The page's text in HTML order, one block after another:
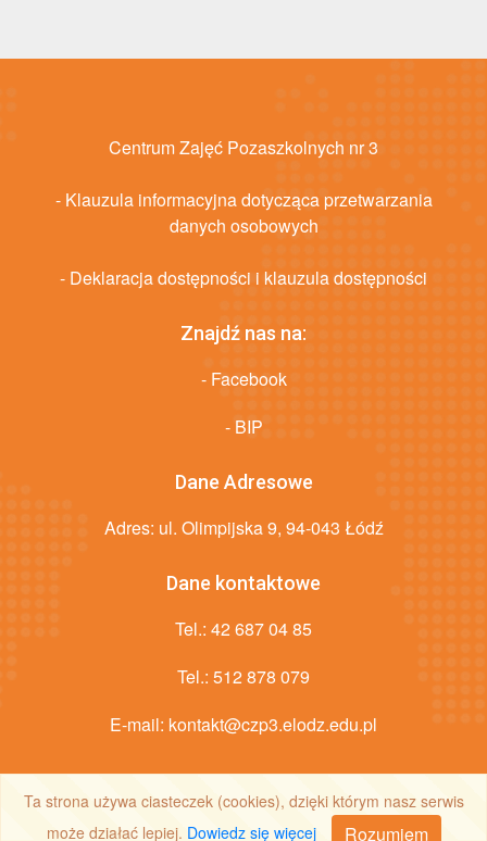
Ta strona używa ciasteczek (cookies), dzięki którym nasz serwis
może działać lepiej. Dowiedz się więcej Rozumiem
Centrum Zajęć Pozaszkolnych nr 3
- Klauzula informacyjna dotycząca przetwarzania
danych osobowych
- Deklaracja dostępności i klauzula dostępności
Znajdź nas na:
- Facebook
- BIP
Dane Adresowe
Adres: ul. Olimpijska 9, 94-043 Łódź
Dane kontaktowe
Tel.: 42 687 04 85
Tel.: 512 878 079
E-mail: kontakt@czp3.elodz.edu.pl
© 2022 Copyright:Centrum Zajęć Pozaszkolnych nr 3.
Projekt i wykonanie Real Team